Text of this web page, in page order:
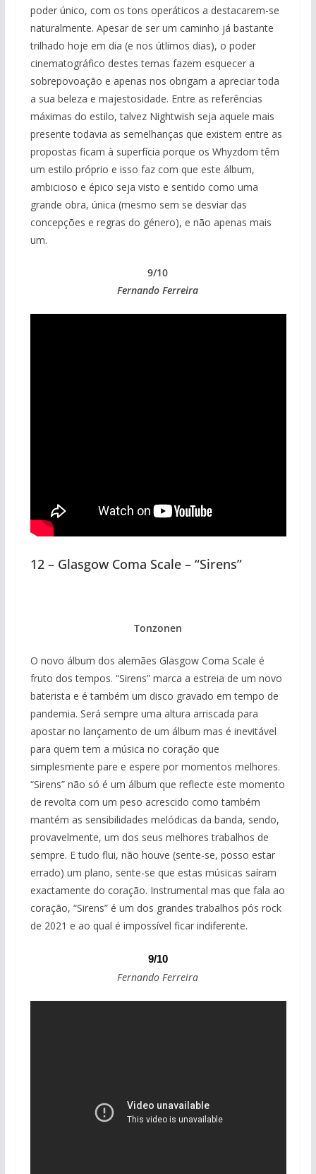
poder único, com os tons operáticos a destacarem-se
naturalmente. Apesar de ser um caminho já bastante
trilhado hoje em dia (e nos útlimos dias), o poder
cinematográfico destes temas fazem esquecer a
sobrepovoação e apenas nos obrigam a apreciar toda
a sua beleza e majestosidade. Entre as referências
máximas do estilo, talvez Nightwish seja aquele mais
presente todavia as semelhanças que existem entre as
propostas ficam à superfícia porque os Whyzdom têm
um estilo próprio e isso faz com que este álbum,
ambicioso e épico seja visto e sentido como uma
grande obra, única (mesmo sem se desviar das
concepções e regras do género), e não apenas mais
um.
9/10
Fernando Ferreira
12 – Glasgow Coma Scale – “Sirens”
Tonzonen
O novo álbum dos alemães Glasgow Coma Scale é
fruto dos tempos. “Sirens” marca a estreia de um novo
baterista e é também um disco gravado em tempo de
pandemia. Será sempre uma altura arriscada para
apostar no lançamento de um álbum mas é inevitável
para quem tem a música no coração que
simplesmente pare e espere por momentos melhores.
“Sirens” não só é um álbum que reflecte este momento
de revolta com um peso acrescido como também
mantém as sensibilidades melódicas da banda, sendo,
provavelmente, um dos seus melhores trabalhos de
sempre. E tudo flui, não houve (sente-se, posso estar
errado) um plano, sente-se que estas músicas saíram
exactamente do coração. Instrumental mas que fala ao
coração, “Sirens” é um dos grandes trabalhos pós rock
de 2021 e ao qual é impossível ficar indiferente.
9/10
Fernando Ferreira